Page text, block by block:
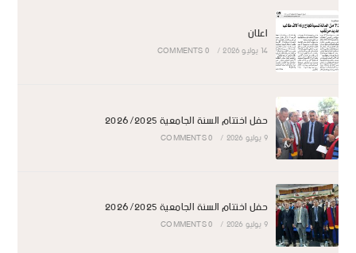
اعلان
14 يوليو 2026 /
0 COMMENTS
حفل اختتام السنة الجامعية 2026/2025
9 يوليو 2026 /
0 COMMENTS
حفل اختتام السنة الجامعية 2026/2025
9 يوليو 2026 /
0 COMMENTS